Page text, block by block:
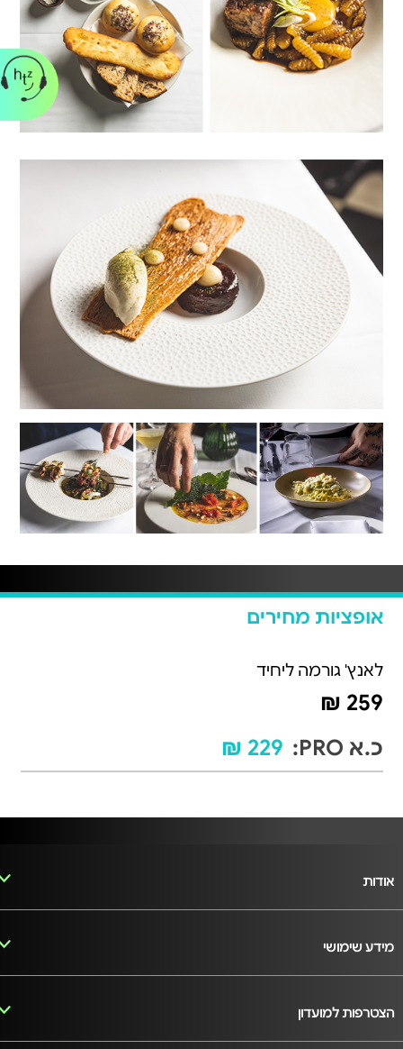
אופציות מחירים
לאנץ' גורמה ליחיד
259 ₪
כ.א PRO:
229 ₪
אודות
מידע שימושי
הצטרפות למועדון